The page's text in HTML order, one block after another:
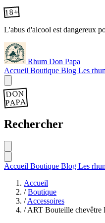
18+
L'abus d'alcool est dangereux
Rhum Don Papa
Accueil Boutique Blog Les
DON
PAPA
Rechercher
Accueil Boutique Blog Les
Accueil
/ Boutique
/ Accessoires
/ ART Bouteille chevêtre